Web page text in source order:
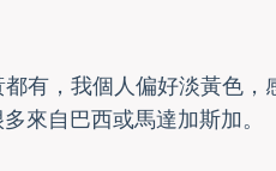
有，我個人偏好淡黃色，
來自巴西或馬達加斯加。